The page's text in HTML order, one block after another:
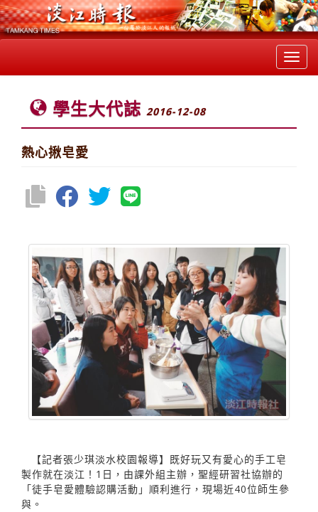
學生大代誌 2016-12-08
熱心揪皂愛
【記者張少琪淡水校園報導】既好玩又有愛心的手工皂
製作就在淡江！1日，由課外組主辦，聖經研習社協辦的
「徒手皂愛體驗認購活動」順利進行，現場近40位師生參
與。